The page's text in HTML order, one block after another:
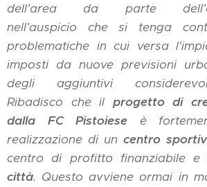
dell'area da parte
nell'auspicio che si tenga
problematiche in cui versa
imposti da nuove previsioni
degli aggiuntivi
Ribadisco che il progetto di
dalla FC Pistoiese è
realizzazione di un centro
centro di profitto finanziabile
città. Questo avviene ormai in